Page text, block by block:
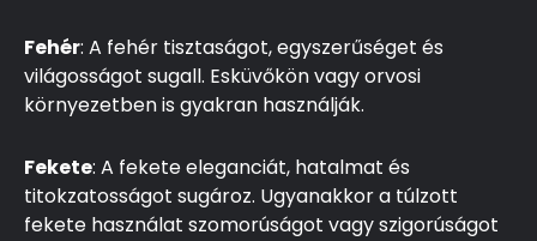
Fehér: A fehér tisztaságot, egyszerűséget és
világosságot sugall. Esküvőkön vagy orvosi
környezetben is gyakran használják.
Fekete: A fekete eleganciát, hatalmat és
titokzatosságot sugároz. Ugyanakkor a túlzott
fekete használat szomorúságot vagy szigorúságot